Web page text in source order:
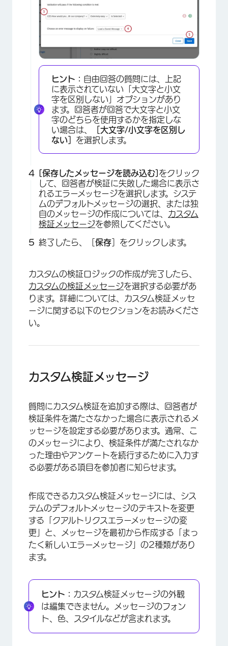
×
×
ヒント： 自由回答の質問には、上記
に表示されていない「大文字と小文
字を区別しない」オプションがあり
ます。回答者が回答で大文字と小文
字のどちらを使用するかを指定しな
い場合は、
［大文字/小文字を区別し
ない］ を選択します。
[保存したメッセージを読み込む] をクリック
して、回答者が検証に失敗した場合に表示さ
れるエラーメッセージを選択します。システ
ムのデフォルトメッセージの選択、または独
自のメッセージの作成については、 カスタム
検証メッセージを参照してください。
終了したら、［ 保存 ］をクリックします。
カスタムの検証ロジックの作成が完了したら、
カスタムの検証メッセージを選択する必要があ
ります。詳細については、カスタム検証メッセ
ージに関する以下のセクションをお読みくださ
い。
カスタム検証メッセージ
質問にカスタム検証を追加する際は、回答者が
検証条件を満たさなかった場合に表示されるメ
ッセージを設定する必要があります。通常、こ
のメッセージにより、検証条件が満たされなか
った理由やアンケートを続行するために入力す
る必要がある項目を参加者に知らせます。
作成できるカスタム検証メッセージには、シス
テムのデフォルトメッセージのテキストを変更
する「クアルトリクスエラーメッセージの変
更」と、メッセージを最初から作成する「まっ
たく新しいエラーメッセージ」の2種類があり
ます。
ヒント： カスタム検証メッセージの外観
は編集できません。メッセージのフォン
ト、色、スタイルなどが含まれます。